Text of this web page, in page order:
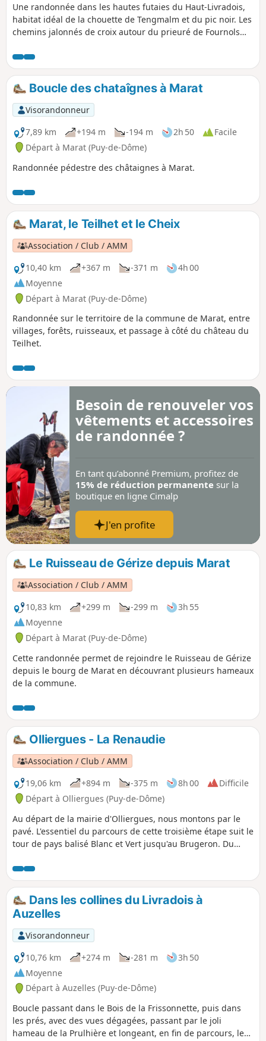
Une randonnée dans les hautes futaies du Haut-Livradois,
habitat idéal de la chouette de Tengmalm et du pic noir. Les
chemins jalonnés de croix autour du prieuré de Fournols
et la Colombière.
Boucle des chataîgnes à Marat
Visorandonneur
7,89 km
+194 m -194 m 2h 50
Facile
Départ à Marat (Puy-de-Dôme)
Randonnée pédestre des châtaignes à Marat.
Marat, le Teilhet et le Cheix
Association / Club / AMM
10,40 km
+367 m -371 m
4h 00
Moyenne
Départ à Marat (Puy-de-Dôme)
Randonnée sur le territoire de la commune de Marat, entre
villages, forêts, ruisseaux, et passage à côté du château du
Teilhet.
Besoin de renouveler vos
vêtements et accessoires
de randonnée ?
En tant qu’abonné Premium, profitez de
15% de réduction permanente sur la
boutique en ligne Cimalp
J'en profite
Le Ruisseau de Gérize depuis Marat
Association / Club / AMM
10,83 km
+299 m -299 m
3h 55
Moyenne
Départ à Marat (Puy-de-Dôme)
Cette randonnée permet de rejoindre le Ruisseau de Gérize
depuis le bourg de Marat en découvrant plusieurs hameaux
de la commune.
Olliergues - La Renaudie
Association / Club / AMM
19,06 km
+894 m -375 m 8h 00
Difficile
Départ à Olliergues (Puy-de-Dôme)
Au départ de la mairie d'Olliergues, nous montons par le
pavé. L'essentiel du parcours de cette troisième étape suit le
tour de pays balisé Blanc et Vert jusqu'au Brugeron. Du
passons par le moulin de Begue (cascade). Nous traversons
le Clef . A la Croix de Sainte-Agathe, nous empruntons une
petite route, traversons le hameau de Rochefolle pour
arriver au bourg de la Renaudie où nous trouvons le gîte
communal.
Dans les collines du Livradois à
Auzelles
Visorandonneur
10,76 km
+274 m -281 m
3h 50
Moyenne
Départ à Auzelles (Puy-de-Dôme)
Boucle passant dans le Bois de la Frissonnette, puis dans
les prés, avec des vues dégagées, passant par le joli
hameau de la Prulhière et longeant, en fin de parcours, le